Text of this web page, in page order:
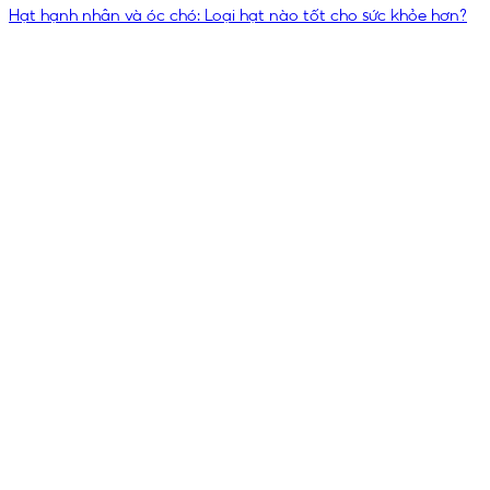
Hạt hạnh nhân và óc chó: Loại hạt nào tốt cho sức khỏe hơn?